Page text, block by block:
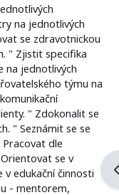
na jednotlivých
se zdravotnickou
" Zjistit specifika
na jednotlivých
týmu na
" Zdokonalit se
" Seznámit se se
dle
se v
edukační činnosti
- mentorem,